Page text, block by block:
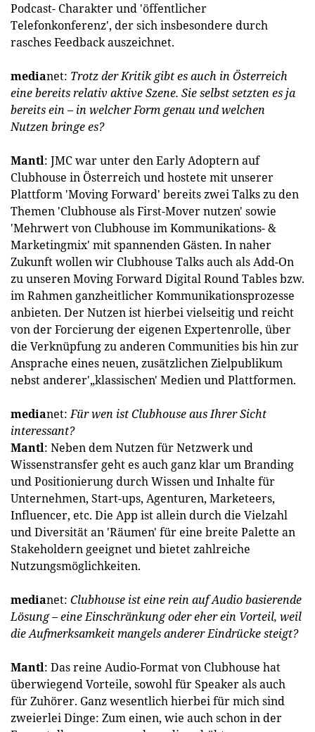
Podcast- Charakter und 'öffentlicher
Telefonkonferenz', der sich insbesondere durch
rasches Feedback auszeichnet.
medianet: Trotz der Kritik gibt es auch in Österreich
eine bereits relativ aktive Szene. Sie selbst setzten es ja
bereits ein – in welcher Form genau und welchen
Nutzen bringe es?
Mantl: JMC war unter den Early Adoptern auf
Clubhouse in Österreich und hostete mit unserer
Plattform 'Moving Forward' bereits zwei Talks zu den
Themen 'Clubhouse als First-Mover nutzen' sowie
'Mehrwert von Clubhouse im Kommunikations- &
Marketingmix' mit spannenden Gästen. In naher
Zukunft wollen wir Clubhouse Talks auch als Add-On
zu unseren Moving Forward Digital Round Tables bzw.
im Rahmen ganzheitlicher Kommunikationsprozesse
anbieten. Der Nutzen ist hierbei vielseitig und reicht
von der Forcierung der eigenen Expertenrolle, über
die Verknüpfung zu anderen Communities bis hin zur
Ansprache eines neuen, zusätzlichen Zielpublikum
nebst anderer'„klassischen' Medien und Plattformen.
medianet:Für wen ist Clubhouse aus Ihrer Sicht
interessant?
Mantl: Neben dem Nutzen für Netzwerk und
Wissenstransfer geht es auch ganz klar um Branding
und Positionierung durch Wissen und Inhalte für
Unternehmen, Start-ups, Agenturen, Marketeers,
Influencer, etc. Die App ist allein durch die Vielzahl
und Diversität an 'Räumen' für eine breite Palette an
Stakeholdern geeignet und bietet zahlreiche
Nutzungsmöglichkeiten.
medianet: Clubhouse ist eine rein auf Audio basierende
Lösung – eine Einschränkung oder eher ein Vorteil, weil
die Aufmerksamkeit mangels anderer Eindrücke steigt?
Mantl: Das reine Audio-Format von Clubhouse hat
überwiegend Vorteile, sowohl für Speaker als auch
für Zuhörer. Ganz wesentlich hierbei für mich sind
zweierlei Dinge: Zum einen, wie auch schon in der